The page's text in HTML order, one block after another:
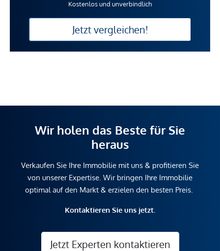
Kostenlos und unverbindlich
Jetzt vergleichen!
Wir holen das Beste für Sie
heraus
Verkaufen Sie Ihre Immobilie mit uns & profitieren Sie
von unserer Expertise. Wir bringen Ihre Immobilie
optimal auf den Markt & erzielen den besten Preis.
Kontaktieren Sie uns jetzt.
Jetzt Experten kontaktieren